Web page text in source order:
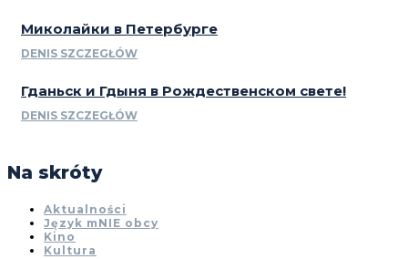
Миколайки в Петербурге
DENIS SZCZEGŁÓW
Гданьск и Гдыня в Рождественском свете!
DENIS SZCZEGŁÓW
Na skróty
Aktualności
Język mNIE obcy
Kino
Kultura